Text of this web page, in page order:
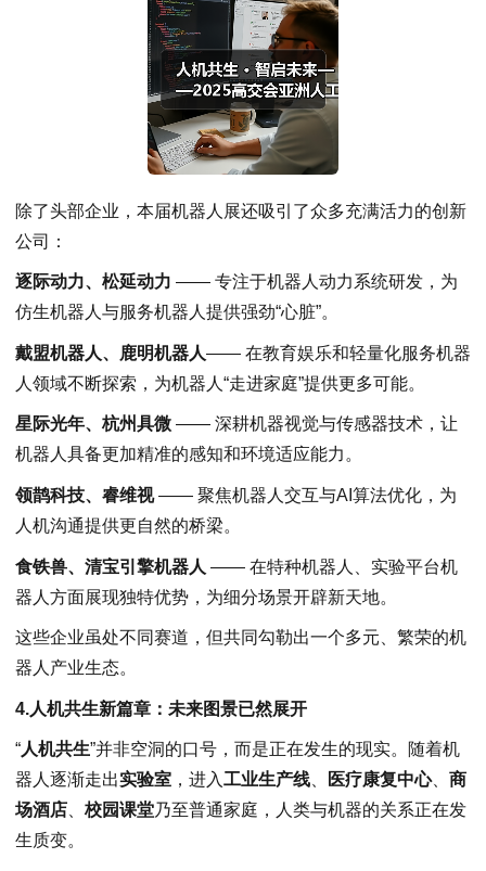
除了头部企业，本届机器人展还吸引了众多充满活力的创新
公司：
逐际动力、松延动力 —— 专注于机器人动力系统研发，为
仿生机器人与服务机器人提供强劲“心脏”。
戴盟机器人、鹿明机器人—— 在教育娱乐和轻量化服务机器
人领域不断探索，为机器人“走进家庭”提供更多可能。
星际光年、杭州具微 —— 深耕机器视觉与传感器技术，让
机器人具备更加精准的感知和环境适应能力。
领鹊科技、睿维视—— 聚焦机器人交互与AI算法优化，为
人机沟通提供更自然的桥梁。
食铁兽、清宝引擎机器人 —— 在特种机器人、实验平台机
器人方面展现独特优势，为细分场景开辟新天地。
这些企业虽处不同赛道，但共同勾勒出一个多元、繁荣的机
器人产业生态。
4.人机共生新篇章：未来图景已然展开
“人机共生”并非空洞的口号，而是正在发生的现实。随着机
器人逐渐走出实验室 ，进入工业生产线、 医疗康复中心、 商
场酒店、 校园课堂乃至普通家庭，人类与机器的关系正在发
生质变。